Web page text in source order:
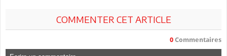
COMMENTER CET ARTICLE
0 Commentaires